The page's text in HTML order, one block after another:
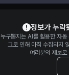
정보가 누락
누구뽑지는 AI를 활용한 자동
그로 인해 아직 수집되지
여러분의 제보